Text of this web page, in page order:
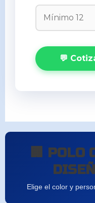
💬
🏢 POLO
Elige el color y